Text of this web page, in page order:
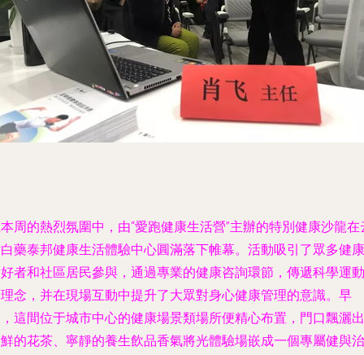
周的熱烈氛圍中，由“愛跑健康生活營”主辦的特別健康沙龍在
藥泰邦健康生活體驗中心圓滿落下帷幕。活動吸引了眾多健康
者和社區居民參與，通過專業的健康咨詢環節，傳遞科學運動
念，并在現場互動中提升了大眾對身心健康管理的意識。早
這間位于城市中心的健康場景類場所便精心布置，門口飄灑出
的花茶、寧靜的養生飲品香氣將光體驗場嵌成一個專屬健與治